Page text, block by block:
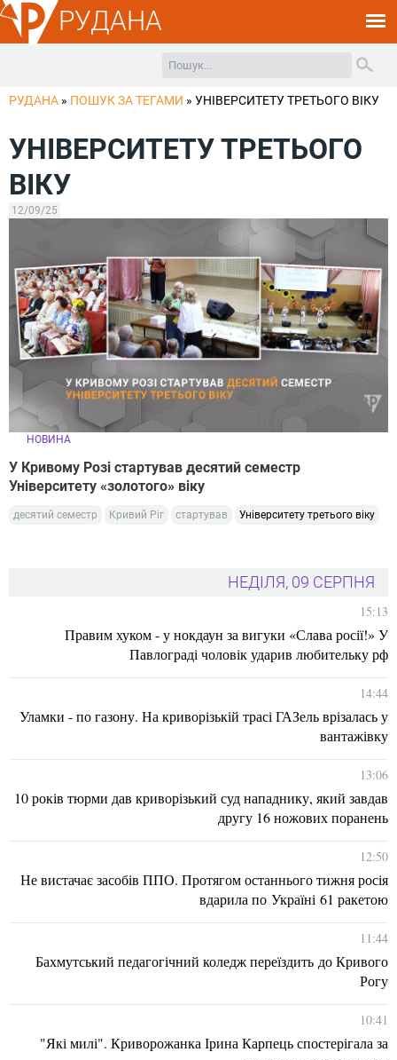
РУДАНА
РУДАНА » ПОШУК ЗА ТЕГАМИ » УНІВЕРСИТЕТУ ТРЕТЬОГО ВІКУ
УНІВЕРСИТЕТУ ТРЕТЬОГО
ВІКУ
12/09/25
НОВИНА
У Кривому Розі стартував десятий семестр
Університету «золотого» віку
десятий семестр Кривий Ріг стартував Університету третього віку
НЕДІЛЯ, 09 СЕРПНЯ
15:13
Правим хуком - у нокдаун за вигуки «Слава росії!» У
Павлограді чоловік ударив любительку рф
14:44
Уламки - по газону. На криворізькій трасі ГАЗель врізалась у
вантажівку
13:06
10 років тюрми дав криворізький суд нападнику, який завдав
другу 16 ножових поранень
12:50
Не вистачає засобів ППО. Протягом останнього тижня росія
вдарила по Україні 61 ракетою
11:44
Бахмутський педагогічний коледж переїздить до Кривого
Рогу
10:41
"Які милі". Криворожанка Ірина Карпець спостерігала за